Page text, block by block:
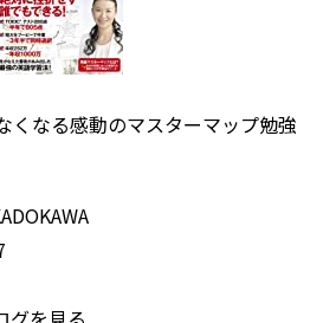
くなる感動のマスターマップ勉強